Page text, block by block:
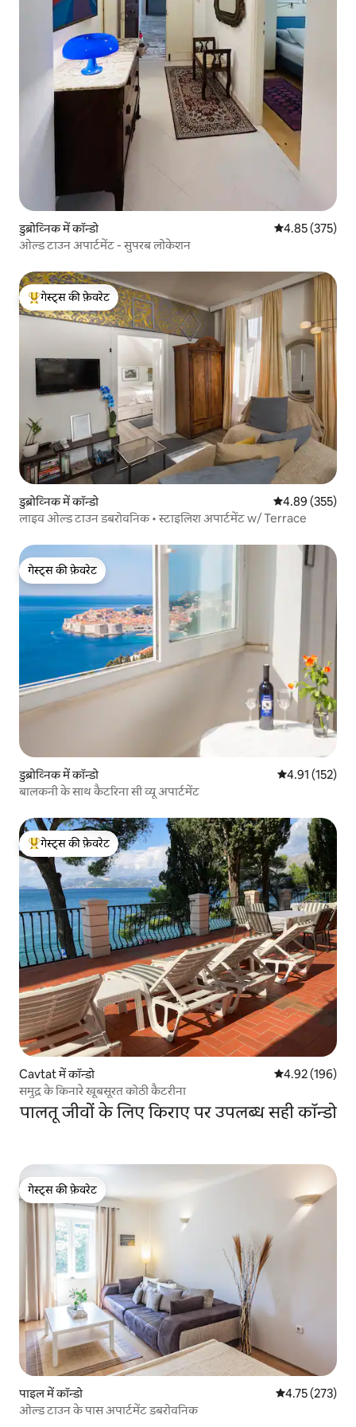
डुब्रोव्निक में कॉन्डो औसत रेटिंग 5 में से
4.85 (375)
ओल्ड टाउन अपार्टमेंट - सुपरब लोकेशन
गेस्ट्स का टॉप फ़ेवरेट
गेस्ट्स की फ़ेवरेट
डुब्रोव्निक में कॉन्डो औसत रेटिंग 5 में से
4.89 (355)
लाइव ओल्ड टाउन डबरोवनिक • स्टाइलिश अपार्टमेंट w/ Terrace
गेस्ट्स की फ़ेवरेट
गेस्ट्स की फ़ेवरेट
डुब्रोव्निक में कॉन्डो औसत रेटिंग 5 में से
4.91 (152)
बालकनी के साथ कैटरिना सी व्यू अपार्टमेंट
गेस्ट्स का टॉप फ़ेवरेट
गेस्ट्स की फ़ेवरेट
Cavtat में कॉन्डो औसत रेटिंग 5 में से
4.92 (196)
समुद्र के किनारे खूबसूरत कोठी कैटरीना
पालतू जीवों के लिए किराए पर उपलब्ध सही कॉन्डो
गेस्ट्स की फ़ेवरेट
गेस्ट्स की फ़ेवरेट
पाइल में कॉन्डो औसत रेटिंग 5 में से
4.75 (273)
ओल्ड टाउन के पास अपार्टमेंट डबरोवनिक